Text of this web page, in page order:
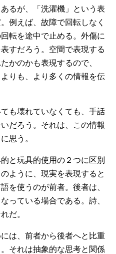
るが、「洗濯機」という表
例えば、故障で回転しなく
転を途中で止める。外傷に
すだろう。空間で表現する
かのかも表現するので、
りも、より多くの情報を伝
も壊れていなくても、手話
だろう。それは、この情報
思う。
と玩具的使用の２つに区別
ように、現実を表現すると
を使うのが前者。後者は、
っている場合である。詩、
だ。
は、前者から後者へと比重
それは抽象的な思考と関係